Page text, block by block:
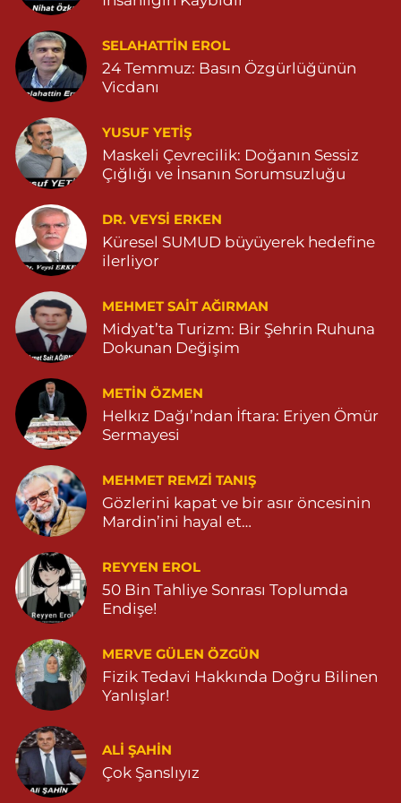
Demhat Eczanesi
POYRAZ MAHALLE MARDİN-DİYARBAKIR CADDE NO:94B
04825112785
0 (482) 511 27 85
Ömerli Eczanesi
YENİ MAHALLE HASTANE CADDESİ 3086 SOKAK NO:7 2
04825413333
0 (482) 541 33 33 Yol Tarifi Al
Büşra Eczanesi
SAĞLIK OCAĞI YANI 04823812379
0 (482) 381 23 79 Yol Tarifi Al
Yavuz Eczanesi
MARDİN CADDE NO:20A 04825712234
0 (482) 571 22 34 Yol Tarifi Al
SELAHATTIN EROL
24 Temmuz: Basın Özgürlüğünün
Vicdanı
YUSUF YETİŞ
Maskeli Çevrecilik: Doğanın Sessiz
Çığlığı ve İnsanın Sorumsuzluğu
DR. VEYSI ERKEN
Küresel SUMUD büyüyerek hedefine
ilerliyor
MEHMET SAIT AĞIRMAN
Midyat’ta Turizm: Bir Şehrin Ruhuna
Dokunan Değişim
METIN ÖZMEN
Helkız Dağı’ndan İftara: Eriyen Ömür
Sermayesi
MEHMET REMZI TANIŞ
Gözlerini kapat ve bir asır öncesinin
Mardin’ini hayal et…
REYYEN EROL
50 Bin Tahliye Sonrası Toplumda
Endişe!
MERVE GÜLEN ÖZGÜN
Fizik Tedavi Hakkında Doğru Bilinen
Yanlışlar!
ALI ŞAHİN
Çok Şanslıyız